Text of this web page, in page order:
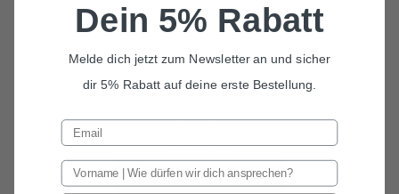
wir lieben
Bandanas
ALLE BANDANAS
Dein 5% Rabatt
Melde dich jetzt zum Newsletter an und sicher
dir 5% Rabatt auf deine erste Bestellung.